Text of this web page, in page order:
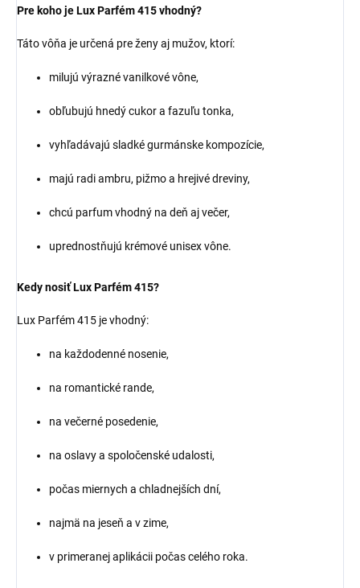
Pre koho je Lux Parfém 415 vhodný?
Táto vôňa je určená pre ženy aj mužov, ktorí:
milujú výrazné vanilkové vône,
obľubujú hnedý cukor a fazuľu tonka,
vyhľadávajú sladké gurmánske kompozície,
majú radi ambru, pižmo a hrejivé dreviny,
chcú parfum vhodný na deň aj večer,
uprednostňujú krémové unisex vône.
Kedy nosiť Lux Parfém 415?
Lux Parfém 415 je vhodný:
na každodenné nosenie,
na romantické rande,
na večerné posedenie,
na oslavy a spoločenské udalosti,
počas miernych a chladnejších dní,
najmä na jeseň a v zime,
v primeranej aplikácii počas celého roka.